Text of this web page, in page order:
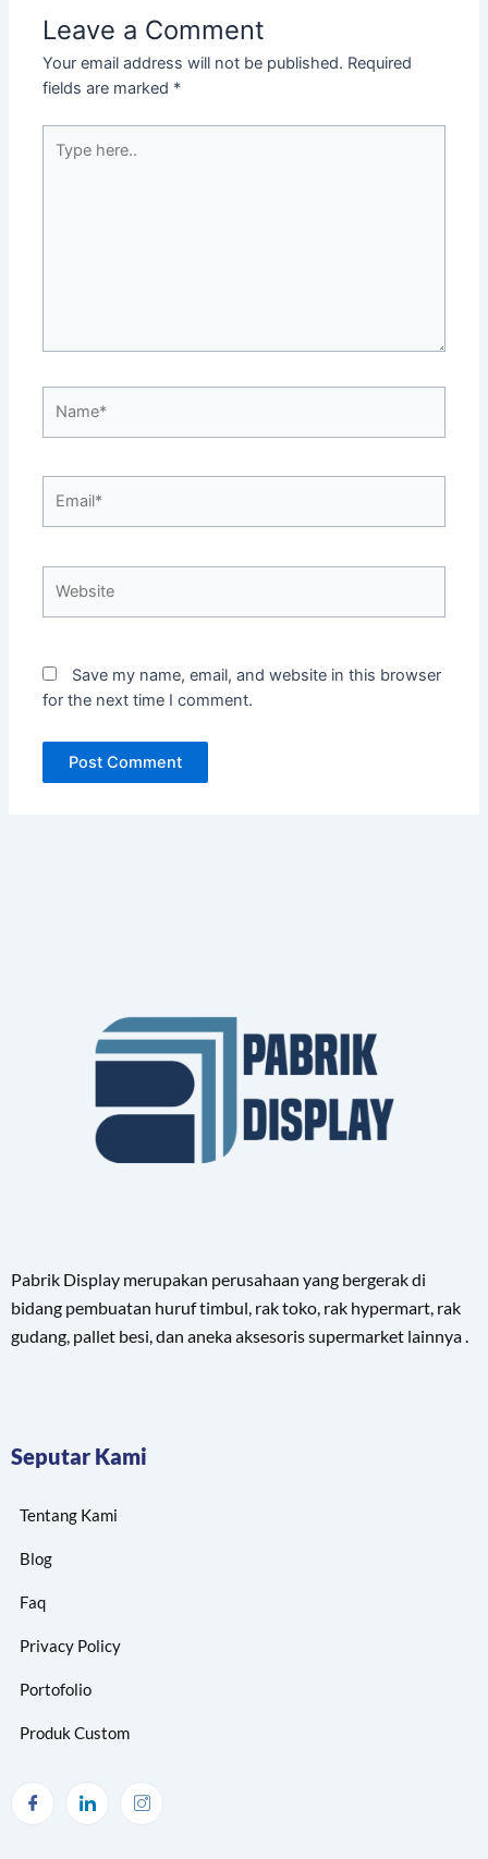
Leave a Comment
Your email address will not be published. Required
fields are marked *
here..
Save my name, email, and website in this browser
for the next time I comment.
Pabrik Display merupakan perusahaan yang bergerak di
bidang pembuatan huruf timbul, rak toko, rak hypermart, rak
gudang, pallet besi, dan aneka aksesoris supermarket lainnya .
Seputar Kami
Tentang Kami
Blog
Faq
Privacy Policy
Portofolio
Produk Custom